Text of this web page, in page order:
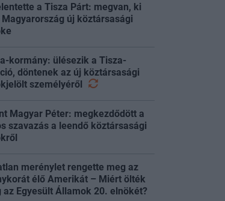
a Tisza Párt: megvan, ki
Magyarország új köztársasági
kormány: ülésezik a Tisza-
döntenek az új köztársasági
személyéről
Magyar Péter: megkezdődött a
szavazás a leendő köztársasági
merénylet rengette meg az
élő Amerikát – Miért ölték
az Egyesült Államok 20. elnökét?